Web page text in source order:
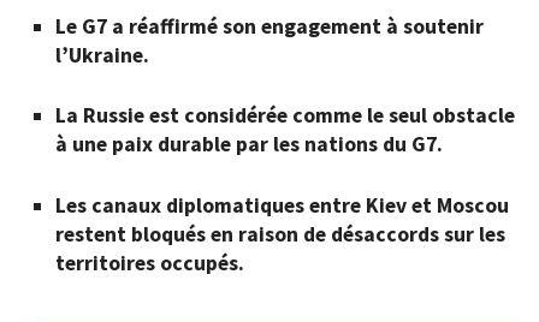
Le G7 a réaffirmé son engagement à soutenir
l’Ukraine.
La Russie est considérée comme le seul obstacle
à une paix durable par les nations du G7.
Les canaux diplomatiques entre Kiev et Moscou
restent bloqués en raison de désaccords sur les
territoires occupés.